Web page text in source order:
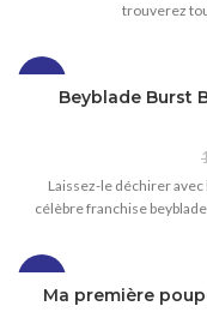
trouverez
Beyblade Burst
Laissez-le déchirer
célèbre franchise
Ma première